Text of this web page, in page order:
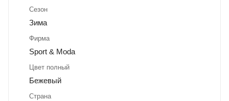
Сезон
Зима
Фирма
Sport & Moda
Цвет полный
Бежевый
Страна